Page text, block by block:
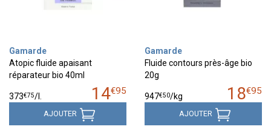
Gamarde
Atopic fluide apaisant
réparateur bio 40ml
14€95
373€75/
AJOUTER
Gamarde
Fluide contours près-âge bio
20g
18€95
947€50/kg
AJOUTER